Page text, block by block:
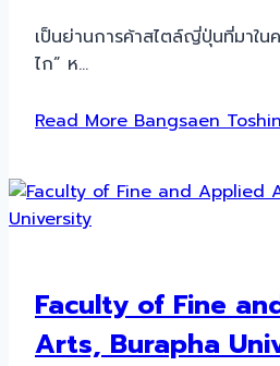
เป็นย่านการค้าสไตล์ญี่ปุ่นที่มาใน
ไก” ห…
Read MoreBangsaen
Faculty of Fine
Arts, Burapha